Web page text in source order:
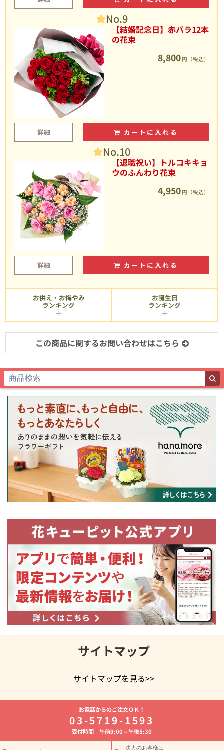
No.9
【結婚記念日】赤バラ12本
の花束
8,800 円（税込）
詳細 カートに入れる
No.10
【退職祝い】トルコキキョ
ウのふんわり花束
4,950 円（税込）
詳細 カートに入れる
お供え・お悔やみ
ランキング
お誕生日
ランキング
この商品に関するお問い合わせはこちら
サイトマップ
サイトマップを見る>>
よく贈られる花
お祝いの花特集
誕生日フラワーギフト特集
8月の誕生花(トルコキキョウ)
開店・開業祝い
お供え・お悔やみ お供え・お悔やみの花
通夜・葬儀に贈る花 胡蝶蘭・花鉢
ーブドフラワー
季節のイベント
ひまわり ギフト・プレゼント
お電話からのご注文ＯＫ！
03-5719-1593
受付時間 午前9:00～午後5:30
法人のお客様は